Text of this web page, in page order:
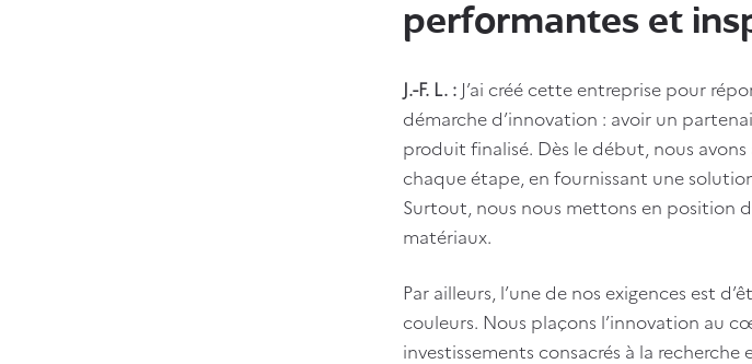
performantes et
J.-F. L. : J’ai créé cette entreprise pour
démarche d’innovation : avoir un
produit finalisé. Dès le début, nous
chaque étape, en fournissant une
Surtout, nous nous mettons en position
matériaux.
Par ailleurs, l’une de nos exigences est
couleurs. Nous plaçons l’innovation au
investissements consacrés à la